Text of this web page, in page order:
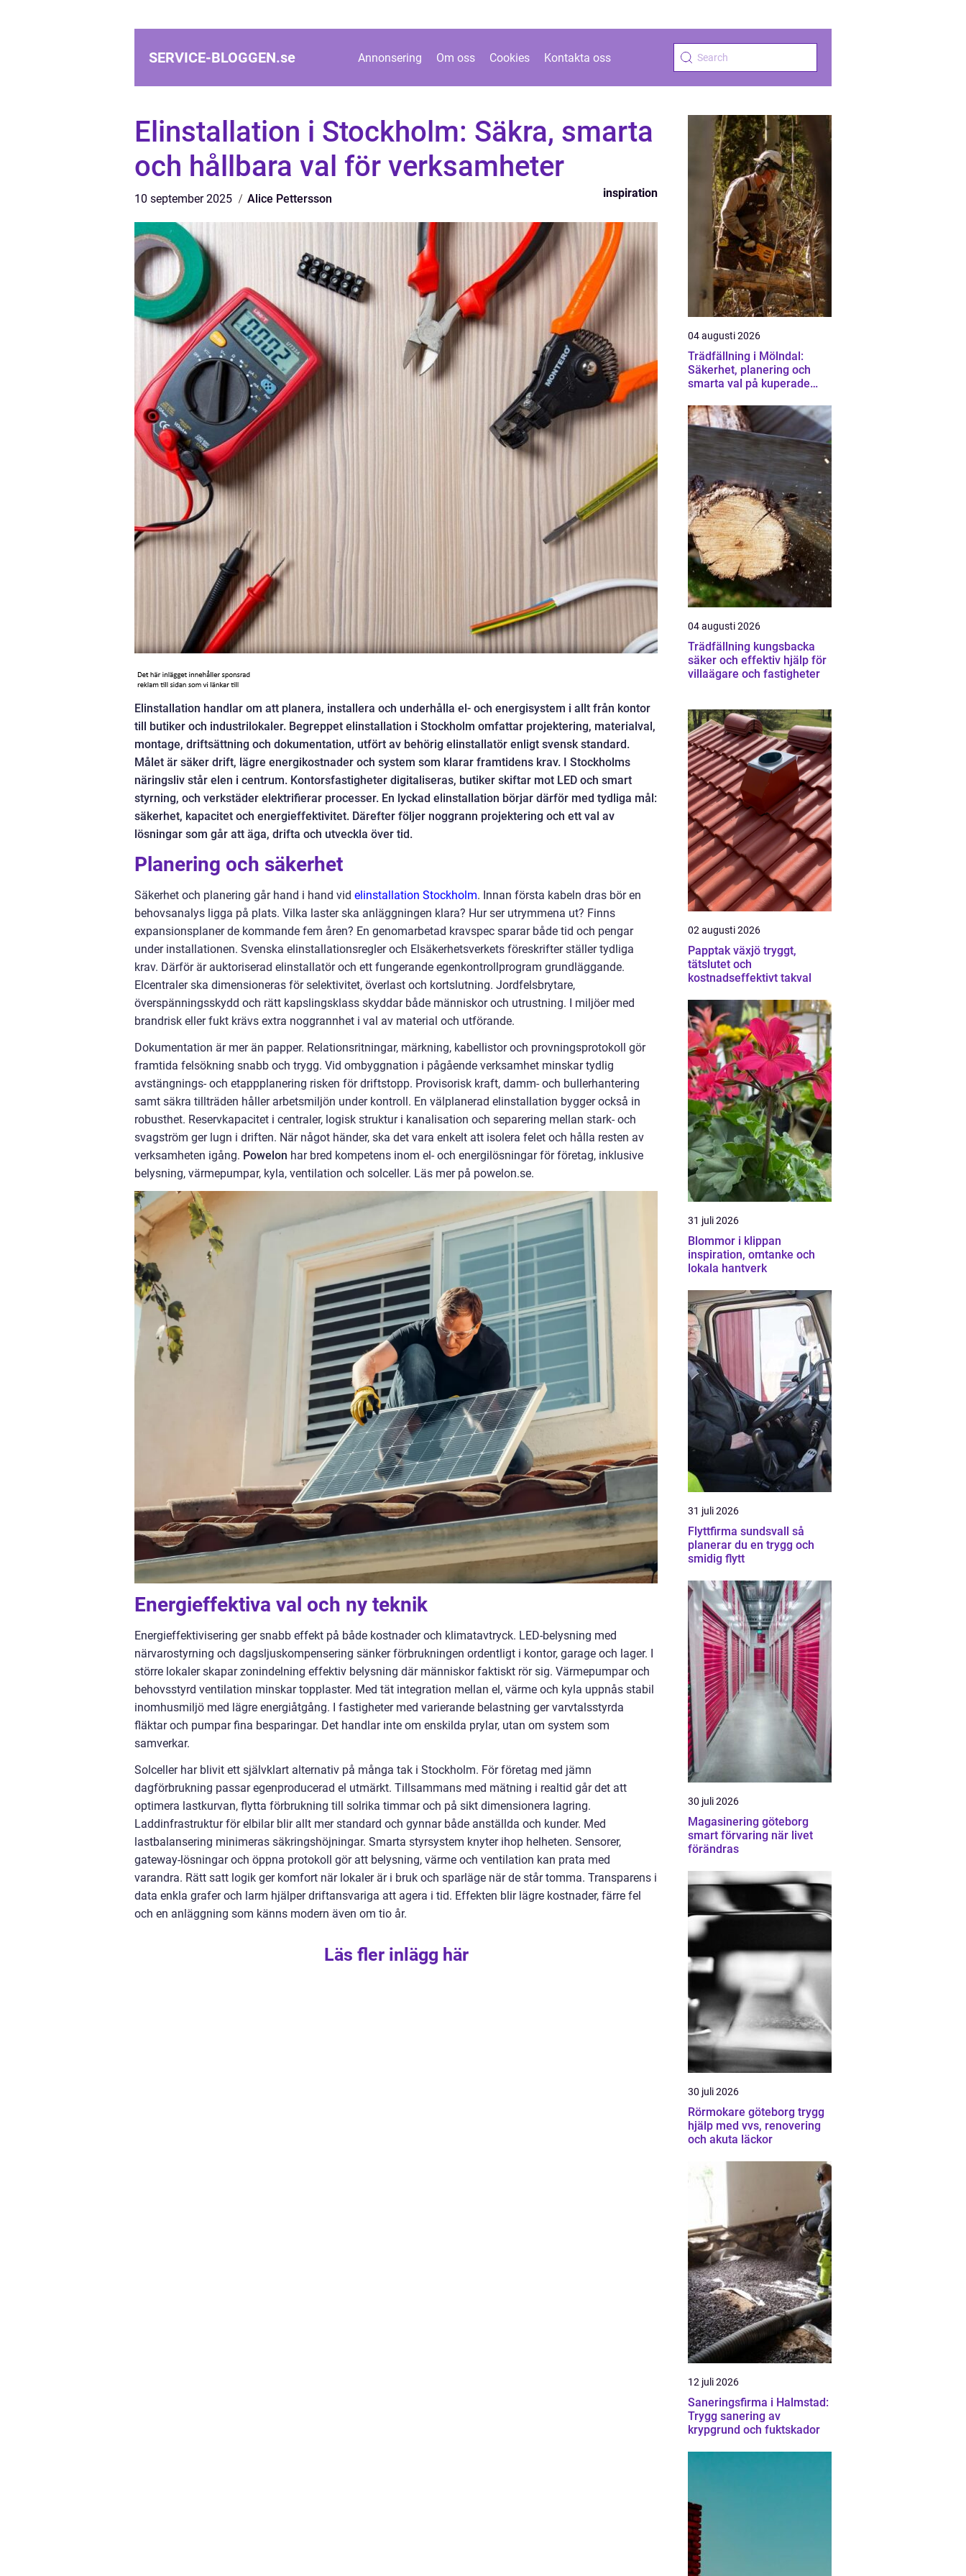
SERVICE-BLOGGEN.se Annonsering Om oss Cookies Kontakta oss
Elinstallation i Stockholm: Säkra, smarta
och hållbara val för verksamheter
10 september 2025 Alice Pettersson inspiration
Elinstallation handlar om att planera, installera och underhålla el- och energisystem i allt från kontor
till butiker och industrilokaler. Begreppet elinstallation i Stockholm omfattar projektering, materialval,
montage, driftsättning och dokumentation, utfört av behörig elinstallatör enligt svensk standard.
Målet är säker drift, lägre energikostnader och system som klarar framtidens krav. I Stockholms
näringsliv står elen i centrum. Kontorsfastigheter digitaliseras, butiker skiftar mot LED och smart
styrning, och verkstäder elektrifierar processer. En lyckad elinstallation börjar därför med tydliga mål:
säkerhet, kapacitet och energieffektivitet. Därefter följer noggrann projektering och ett val av
lösningar som går att äga, drifta och utveckla över tid.
Planering och säkerhet
Säkerhet och planering går hand i hand vid elinstallation Stockholm. Innan första kabeln dras bör en
behovsanalys ligga på plats. Vilka laster ska anläggningen klara? Hur ser utrymmena ut? Finns
expansionsplaner de kommande fem åren? En genomarbetad kravspec sparar både tid och pengar
under installationen. Svenska elinstallationsregler och Elsäkerhetsverkets föreskrifter ställer tydliga
krav. Därför är auktoriserad elinstallatör och ett fungerande egenkontrollprogram grundläggande.
Elcentraler ska dimensioneras för selektivitet, överlast och kortslutning. Jordfelsbrytare,
överspänningsskydd och rätt kapslingsklass skyddar både människor och utrustning. I miljöer med
brandrisk eller fukt krävs extra noggrannhet i val av material och utförande.
Dokumentation är mer än papper. Relationsritningar, märkning, kabellistor och provningsprotokoll gör
framtida felsökning snabb och trygg. Vid ombyggnation i pågående verksamhet minskar tydlig
avstängnings- och etappplanering risken för driftstopp. Provisorisk kraft, damm- och bullerhantering
samt säkra tillträden håller arbetsmiljön under kontroll. En välplanerad elinstallation bygger också in
robusthet. Reservkapacitet i centraler, logisk struktur i kanalisation och separering mellan stark- och
svagström ger lugn i driften. När något händer, ska det vara enkelt att isolera felet och hålla resten av
verksamheten igång. Powelon har bred kompetens inom el- och energilösningar för företag, inklusive
belysning, värmepumpar, kyla, ventilation och solceller. Läs mer på powelon.se.
Energieffektiva val och ny teknik
Energieffektivisering ger snabb effekt på både kostnader och klimatavtryck. LED-belysning med
närvarostyrning och dagsljuskompensering sänker förbrukningen ordentligt i kontor, garage och lager. I
större lokaler skapar zonindelning effektiv belysning där människor faktiskt rör sig. Värmepumpar och
behovsstyrd ventilation minskar topplaster. Med tät integration mellan el, värme och kyla uppnås stabil
inomhusmiljö med lägre energiåtgång. I fastigheter med varierande belastning ger varvtalsstyrda
fläktar och pumpar fina besparingar. Det handlar inte om enskilda prylar, utan om system som
samverkar.
Solceller har blivit ett självklart alternativ på många tak i Stockholm. För företag med jämn
dagförbrukning passar egenproducerad el utmärkt. Tillsammans med mätning i realtid går det att
optimera lastkurvan, flytta förbrukning till solrika timmar och på sikt dimensionera lagring.
Laddinfrastruktur för elbilar blir allt mer standard och gynnar både anställda och kunder. Med
lastbalansering minimeras säkringshöjningar. Smarta styrsystem knyter ihop helheten. Sensorer,
gateway-lösningar och öppna protokoll gör att belysning, värme och ventilation kan prata med
varandra. Rätt satt logik ger komfort när lokaler är i bruk och sparläge när de står tomma. Transparens i
data enkla grafer och larm hjälper driftansvariga att agera i tid. Effekten blir lägre kostnader, färre fel
och en anläggning som känns modern även om tio år.
Läs fler inlägg här
04 augusti 2026
Trädfällning i Mölndal:
Säkerhet, planering och
smarta val på kuperade
04 augusti 2026
Trädfällning kungsbacka
säker och effektiv hjälp för
villaägare och fastigheter
02 augusti 2026
Papptak växjö tryggt,
tätslutet och
kostnadseffektivt takval
31 juli 2026
Blommor i klippan
inspiration, omtanke och
lokala hantverk
31 juli 2026
Flyttfirma sundsvall så
planerar du en trygg och
smidig flytt
30 juli 2026
Magasinering göteborg
smart förvaring när livet
förändras
30 juli 2026
Rörmokare göteborg trygg
hjälp med vvs, renovering
och akuta läckor
12 juli 2026
Saneringsfirma i Halmstad:
Trygg sanering av
krypgrund och fuktskador